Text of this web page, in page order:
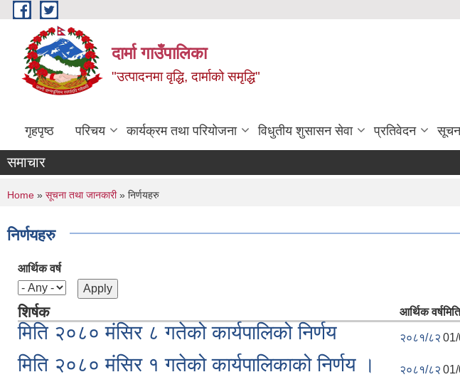
Skip to main content
दार्मा गाउँपालिका
"उत्पादनमा वृद्धि, दार्माको समृद्धि"
गृहपृष्ठ परिचय कार्यक्रम तथा परियोजना विधुतीय शुसासन सेवा प्रतिवेदन
समाचार
You are here
Home » सूचना तथा जानकारी» निर्णयहरु
निर्णयहरु
आर्थिक वर्ष
शिर्षक आर्थिक वर्षमिति
मिति २०८० मंसिर ८ गतेको कार्यपालिको निर्णय २०८१/८२
मिति २०८० मंसिर १ गतेको कार्यपालिकाको निर्णय । २०८१/८२